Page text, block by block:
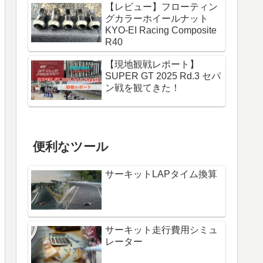
【レビュー】フローティン
グカラーホイールナット
KYO-EI Racing Composite
R40
【現地観戦レポート】
SUPER GT 2025 Rd.3 セパ
ン戦を観てきた！
便利なツール
サーキットLAPタイム換算
サーキット走行費用シミュ
レーター